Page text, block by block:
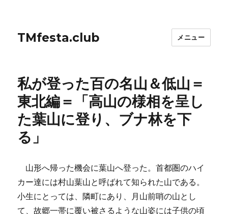
TMfesta.club メニュー
私が登った百の名山＆低山＝
東北編＝「高山の様相を呈し
た葉山に登り、ブナ林を下
る」
山形へ帰った機会に葉山へ登った。首都圏のハイ
カー達には村山葉山と呼ばれて知られた山である。
小生にとっては、隣町にあり、月山前哨の山とし
て、故郷一帯に覆い被さるような山姿には子供の頃